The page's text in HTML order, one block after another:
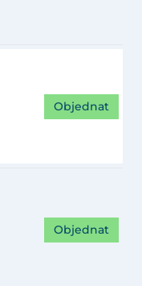
Objednat
Objednat